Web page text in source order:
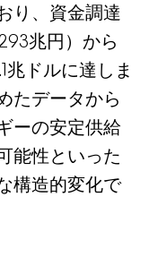
り、資金調達
兆円）から
ドルに達しま
たデータから
ーの安定供給
能性といった
構造的変化で